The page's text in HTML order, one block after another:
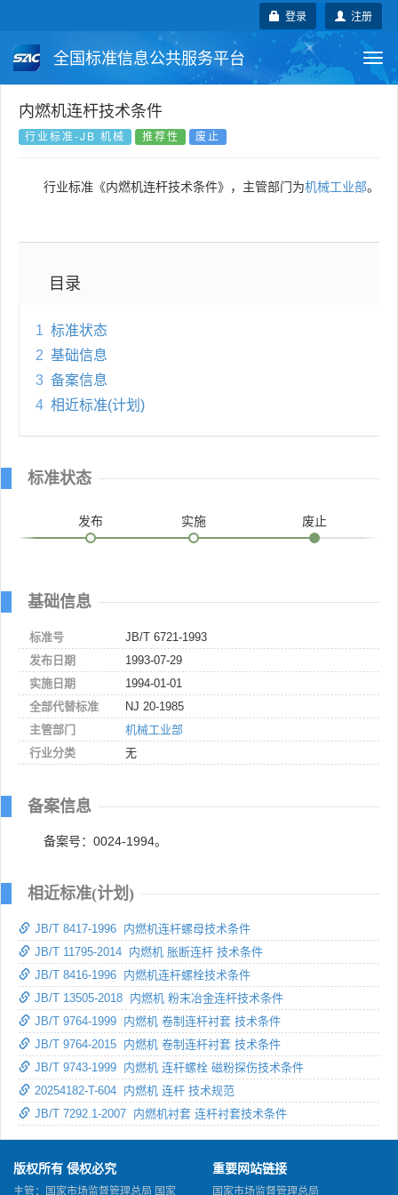
注册
登录
全国标准信息公共服务平台
国家标准
国外标准 技术委员会
内燃机连杆技术条件
行业标准-JB 机械 推荐性 废止
行业标准《内燃机连杆技术条件》，主管部门为机械工业部。
目录
1 标准状态
2 基础信息
3 备案信息
4 相近标准(计划)
标准状态
发布 实施 废止
基础信息
标准号
JB/T 6721-1993
发布日期
1993-07-29
实施日期
1994-01-01
全部代替标准
NJ 20-1985
主管部门
机械工业部
行业分类
无
备案信息
备案号：0024-1994。
相近标准(计划)
JB/T 8417-1996 内燃机连杆螺母技术条件
JB/T 11795-2014 内燃机 胀断连杆 技术条件
JB/T 8416-1996 内燃机连杆螺栓技术条件
JB/T 13505-2018 内燃机 粉末冶金连杆技术条件
JB/T 9764-1999 内燃机 卷制连杆衬套 技术条件
JB/T 9764-2015 内燃机 卷制连杆衬套 技术条件
JB/T 9743-1999 内燃机 连杆螺栓 磁粉探伤技术条件
20254182-T-604 内燃机 连杆 技术规范
JB/T 7292.1-2007 内燃机衬套 连杆衬套技术条件
版权所有 侵权必究
主管：国家市场监督管理总局 国家
重要网站链接
国家市场监督管理总局